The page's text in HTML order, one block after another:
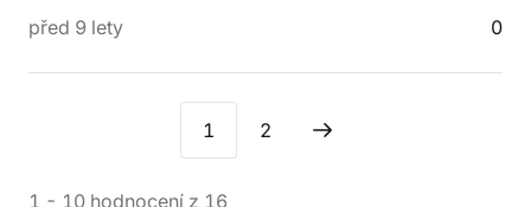
před 9 lety 0
1 2
1 - 10 hodnocení z 16